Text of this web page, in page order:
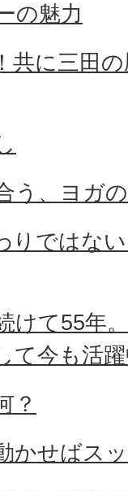
の魅力
共に三田
う、ヨガ
りではな
けて55年
て今も活
？
かせばス